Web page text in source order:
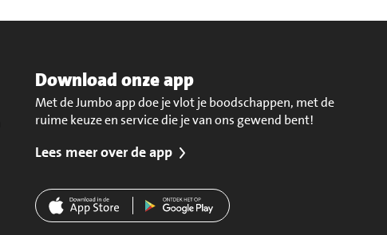
Download onze app
Met de Jumbo app doe je vlot je boodschappen, met de
ruime keuze en service die je van ons gewend bent!
Lees meer over de app